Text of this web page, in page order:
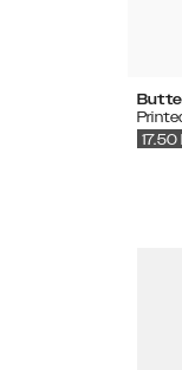
17.50